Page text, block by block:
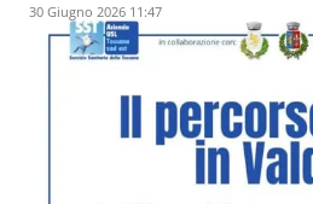
30 Giugno 2026 11:47